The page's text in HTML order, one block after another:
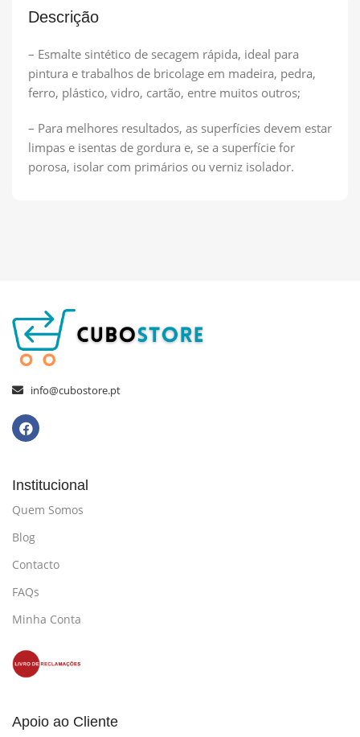
Descrição
– Esmalte sintético de secagem rápida, ideal para
pintura e trabalhos de bricolage em madeira, pedra,
ferro, plástico, vidro, cartão, entre muitos outros;
– Para melhores resultados, as superfícies devem estar
limpas e isentas de gordura e, se a superfície for
porosa, isolar com primários ou verniz isolador.
info@cubostore.pt
Institucional
Quem Somos
Blog
Contacto
FAQs
Minha Conta
Apoio ao Cliente